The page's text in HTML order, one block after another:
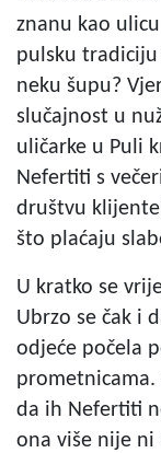
znanu kao
pulsku
neku šupu?
slučajnost u
uličarke u Puli
Nefertiti s
društvu
što plaćaju
U kratko se
Ubrzo se čak i
odjeće počela
da ih Nefertiti
ona više nije ni